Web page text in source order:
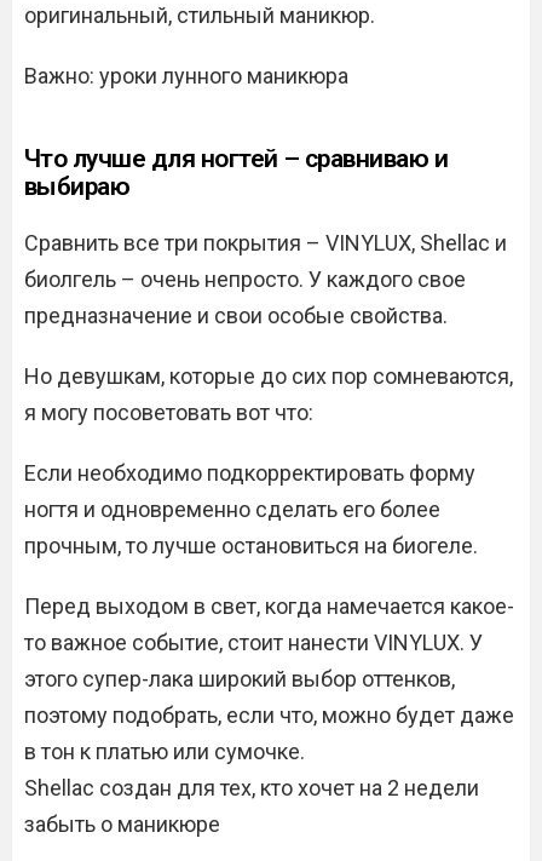
оригинальный, стильный маникюр.
Важно: уроки лунного маникюра
Что лучше для ногтей – сравниваю и
выбираю
Сравнить все три покрытия – VINYLUX, Shellac и
биолгель – очень непросто. У каждого свое
предназначение и свои особые свойства.
Но девушкам, которые до сих пор сомневаются,
я могу посоветовать вот что:
Если необходимо подкорректировать форму
ногтя и одновременно сделать его более
прочным, то лучше остановиться на биогеле.
Перед выходом в свет, когда намечается какое-
то важное событие, стоит нанести VINYLUX. У
этого супер-лака широкий выбор оттенков,
поэтому подобрать, если что, можно будет даже
в тон к платью или сумочке.
Shellac создан для тех, кто хочет на 2 недели
забыть о маникюре